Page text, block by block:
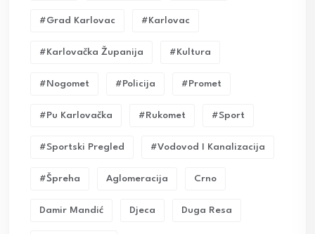
#grad Karlovac #karlovac
#karlovačka Županija #kultura
#nogomet #policija #promet
#pu Karlovačka #rukomet #sport
#sportski Pregled #vodovod I Kanalizacija
#Špreha Aglomeracija Crno
Damir Mandić Djeca Duga Resa